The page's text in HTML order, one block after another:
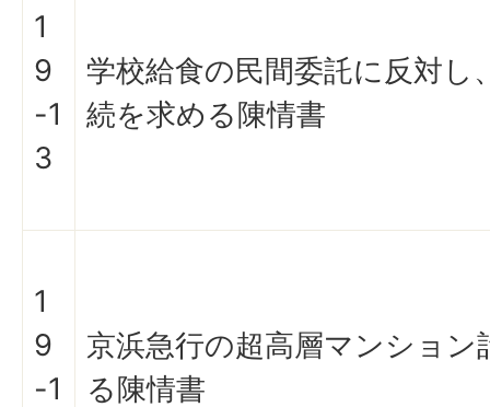
1
9
-1
3
学校給食の民間委託に反対し
続を求める陳情書
1
9
-1
京浜急行の超高層マンション
る陳情書